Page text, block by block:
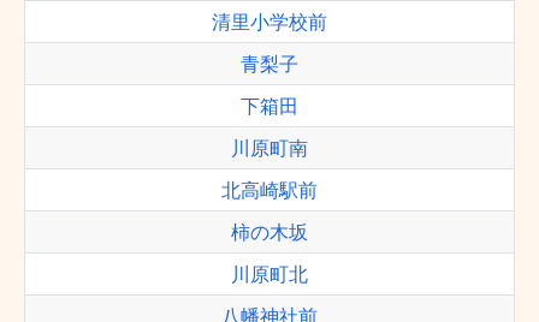
清里小学校前
青梨子
下箱田
川原町南
北高崎駅前
柿の木坂
川原町北
八幡神社前